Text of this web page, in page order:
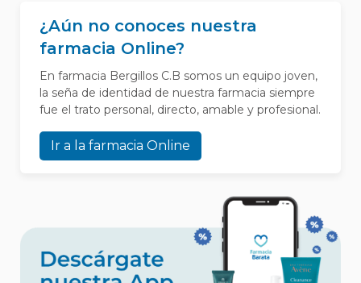
¿Aún no conoces nuestra
farmacia Online?
En farmacia Bergillos C.B somos un equipo joven,
la seña de identidad de nuestra farmacia siempre
fue el trato personal, directo, amable y profesional.
Ir a la farmacia Online